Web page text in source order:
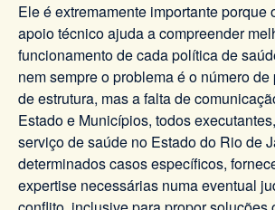
Ele é extremamente importante porque
apoio técnico ajuda a compreender
funcionamento de cada política de
nem sempre o problema é o número
de estrutura, mas a falta de
Estado e Municípios, todos
serviço de saúde no Estado do Rio de
determinados casos específicos,
expertise necessárias numa eventual